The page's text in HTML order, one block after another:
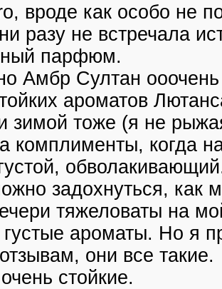
вроде как особо не
разу не встречала
парфюм.
Амбр Султан
ароматов
зимой тоже (я не
комплименты, когда
задохнуться, как
тяжеловаты на
ароматы. Но я
они все такие.
стойкие.